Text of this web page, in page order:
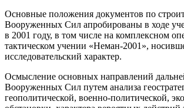
Основные положения документов по
Вооруженных Сил апробированы в ходе
в 2001 году, в том числе на комплексном
тактическом учении «Неман-2001»,
исследовательский характер.
Осмысление основных направлений
Вооруженных Сил путем анализа
геополитической, военно-политической,